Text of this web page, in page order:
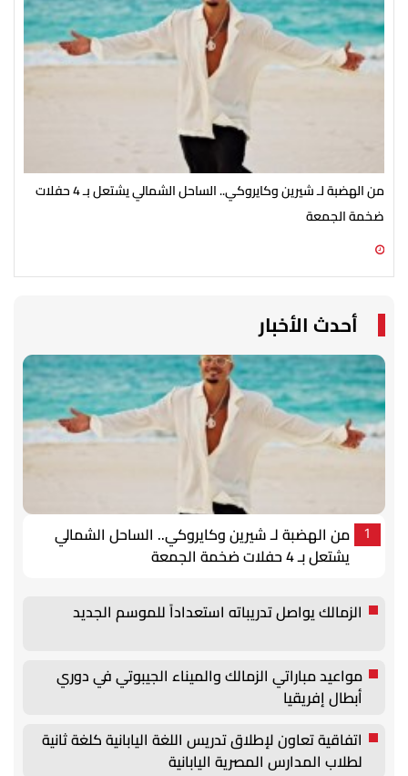
من الهضبة لـ شيرين وكايروكي.. الساحل الشمالي يشتعل بـ 4 حفلات
ضخمة الجمعة
أحدث الأخبار
1
من الهضبة لـ شيرين وكايروكي.. الساحل الشمالي
يشتعل بـ 4 حفلات ضخمة الجمعة
الزمالك يواصل تدريباته استعداداً للموسم الجديد
مواعيد مباراتي الزمالك والميناء الجيبوتي في دوري
أبطال إفريقيا
اتفاقية تعاون لإطلاق تدريس اللغة اليابانية كلغة ثانية
لطلاب المدارس المصرية اليابانية